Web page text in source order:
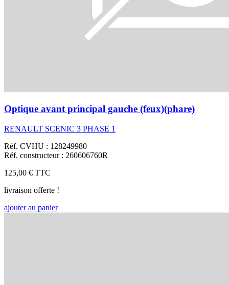
Optique avant principal gauche (feux)(phare)
RENAULT SCENIC 3 PHASE 1
Réf. CVHU : 128249980
Réf. constructeur : 260606760R
125,00 € TTC
livraison offerte !
ajouter au panier